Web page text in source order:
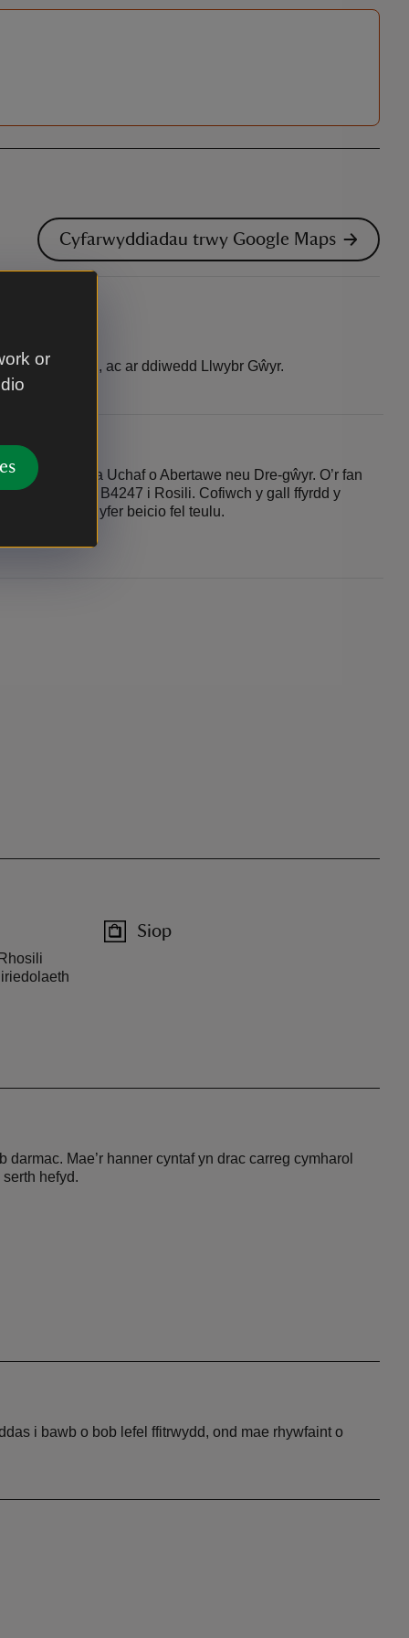
or
Cyfarwyddiadau trwy Google Maps
Cymru, ac ar ddiwedd Llwybr Gŵyr.
04 i Gila Uchaf o Abertawe neu Dre-gŵyr. O’r fan
ac yna’r B4247 i Rosili. Cofiwch y gall ffyrdd y
yn addas ar gyfer beicio fel teulu.
Siop
Mae’r hanner cyntaf yn drac carreg cymharol
hefyd.
i bawb o bob lefel ffitrwydd, ond mae rhywfaint o